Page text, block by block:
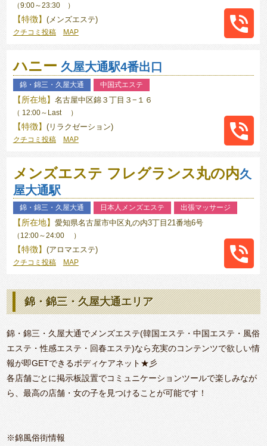
（9:00～23:30 ）
【特徴】 (メンズエステ)
クチコミ投稿 MAP
052-
ハニー 久屋大通駅4番出口
錦・錦三・久屋大通 中国式エステ
【所在地】 名古屋中区錦３丁目３−１６
（ 12:00～Last ）
【特徴】 (リラクゼーション)
クチコミ投稿 MAP
080-
3523-
メンズエステ フレグランス丸の内久
屋大通駅
錦・錦三・久屋大通 日本人メンズエステ 出張マッサージ
【所在地】 愛知県名古屋市中区丸の内3丁目21番地6号
（12:00～24:00 ）
【特徴】 (アロマエステ)
クチコミ投稿 MAP
052-
972-
9555
錦・錦三・久屋大通エリア
錦・錦三・久屋大通でメンズエステ(韓国エステ・中国エステ・風俗
エステ・性感エステ・回春エステ)なら充実のコンテンツで欲しい情
報が即GETできるボディケアネット★彡
各店舗ごとに掲示板設置でコミュニケーションツールで楽しみなが
ら、最高の店舗・女の子を見つけることが可能です！
※錦風俗街情報